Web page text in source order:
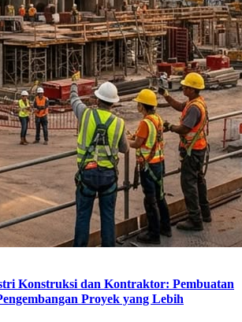
Konstruksi dan Kontraktor: Pembuatan
Proyek yang Lebih